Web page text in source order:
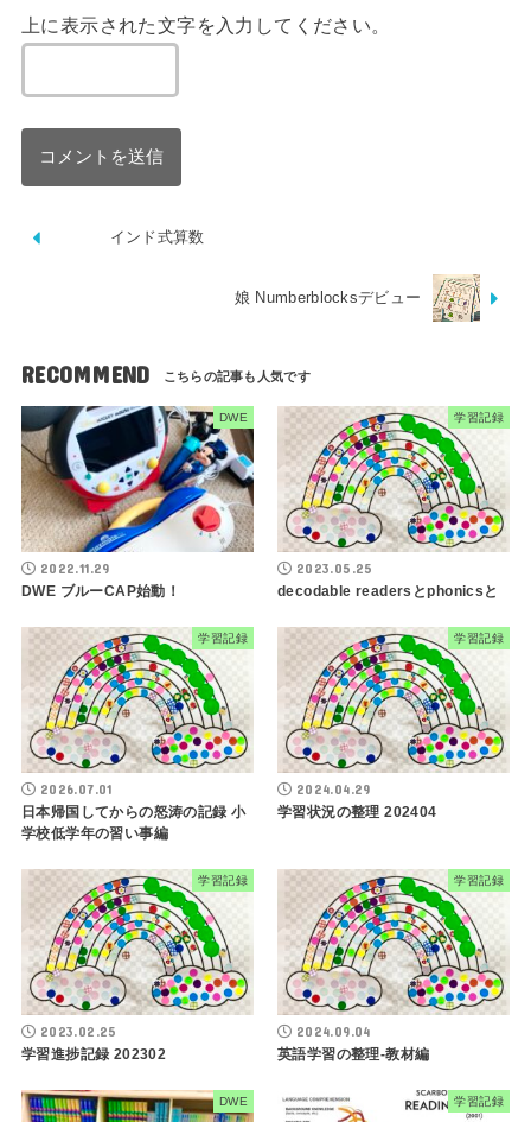
上に表示された文字を入力してください。
インド式算数
娘 Numberblocksデビュー
RECOMMEND
DWE
2022.11.29
DWE ブルーCAP始動！
学習記録
2023.05.25
decodable readersとphonicsと
学習記録
2026.07.01
日本帰国してからの怒涛の記録 小
学校低学年の習い事編
学習記録
2024.04.29
学習状況の整理 202404
学習記録
2023.02.25
学習進捗記録 202302
学習記録
2024.09.04
英語学習の整理-教材編
DWE 学習記録